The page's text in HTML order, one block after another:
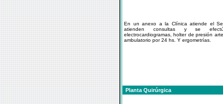
En un anexo a la Clínica atiende el
atienden consultas y se
electrocardiogramas, holter de presión
ambulatorio por 24 hs. Y ergometrías.
Planta Quirúrgica